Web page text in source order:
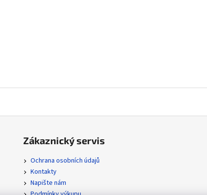
Zákaznický servis
Ochrana osobních údajů
Kontakty
Napište nám